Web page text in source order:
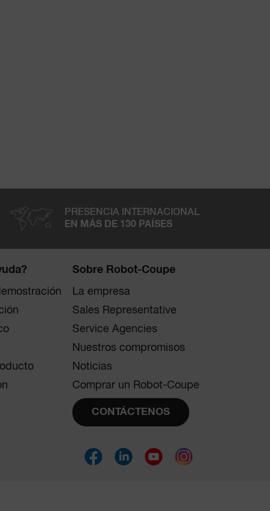
PRESENCIA INTERNACIONAL
EN MÁS DE 130 PAÍSES
Sobre Robot-Coupe
La empresa
Sales Representative
Service Agencies
Nuestros compromisos
Noticias
Comprar un Robot-Coupe
CONTÁCTENOS